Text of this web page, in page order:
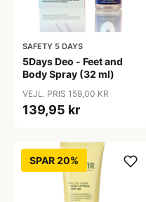
SAFETY 5 DAYS
5Days Deo - Feet and
Body Spray (32 ml)
VEJL. PRIS 159,00 KR
139,95 kr
SPAR 20%